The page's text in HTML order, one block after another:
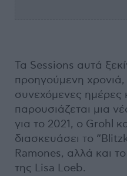
Τα Sessions αυτά
προηγούμενη
συνεχόμενες ημέρες
παρουσιάζεται μια
για το 2021, ο Grohl
διασκευάσει το
Ramones, αλλά και
της Lisa Loeb.